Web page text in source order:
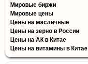
Мировые биржи
Мировые цены
Цены на масличные
Цены на зерно в России
Цены на АК в Китае
Цены на витамины в Китае